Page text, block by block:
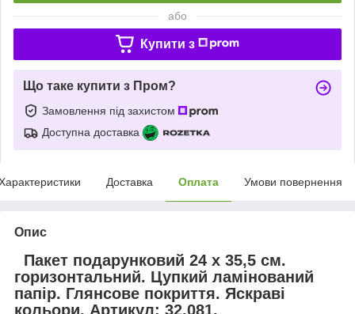
або
Купити з
Що таке купити з Пром?
Замовлення під захистом
Доступна доставка
Доставка Оплата Умови повернення
Опис
Пакет подарунковий 24 х 35,5 см.
горизонтальний. Цупкий ламінований
папір. Глянсове покриття. Яскраві
кольори. Артикул: 32.081.